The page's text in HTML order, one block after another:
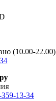
(10.00-22.00)
13-34